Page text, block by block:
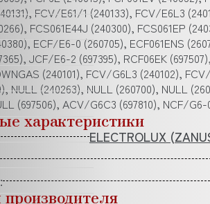
FCV/E61/1 (240133), FCV/E6L3
FCS061E44J (240300), FCS061EP
ECF/E6-0 (260705), ECF061ENS
JCF/E6-2 (697395), RCF06EK
(240101), FCV/G6L3 (240102),
NULL (240263), NULL (260700), NULL
(697506), ACV/G6C3 (697810), NCF/
характеристики
ELECTROLUX